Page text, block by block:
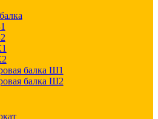
балка Ш1
балка Ш2